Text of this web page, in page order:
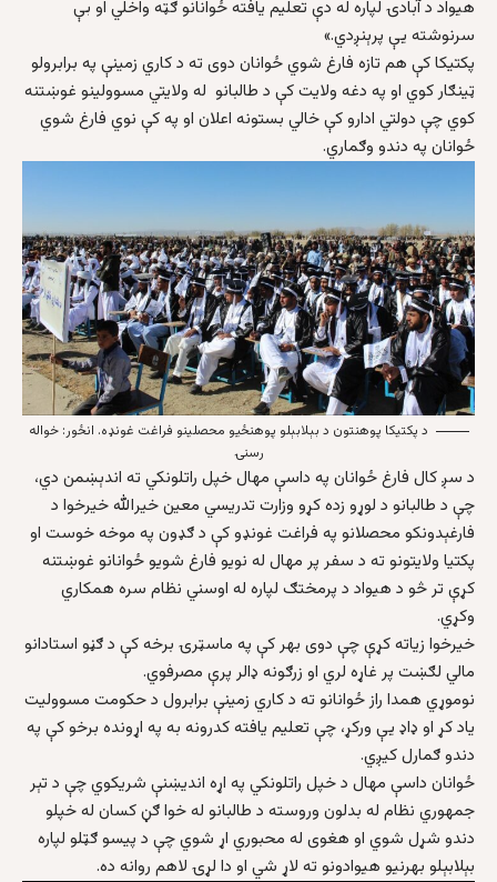
هيواد د آبادۍ لپاره له دې تعليم يافته ځوانانو ګټه واخلي او بې
سرنوشته يې پرېنږدي.»
پکتيکا کې هم تازه فارغ شوي ځوانان دوی ته د کاري زمينې په برابرولو
ټينګار کوي او په دغه ولايت کې د طالبانو له ولايتي مسوولينو غوښتنه
کوي چې دولتي ادارو کې خالي بستونه اعلان او په کې نوي فارغ شوي
ځوانان په دندو وګماري.
د پکتیکا پوهنتون د بېلابېلو پوهنځیو محصلینو فراغت غونډه. انځور: خواله
رسنۍ
د سږ کال فارغ ځوانان په داسې مهال خپل راتلونکي ته اندېښمن دي،
چې د طالبانو د لوړو زده کړو وزارت تدريسي معين خيرالله خيرخوا د
فارغېدونکو محصلانو په فراغت غونډو کې د ګډون په موخه خوست او
پکتيا ولايتونو ته د سفر پر مهال له نويو فارغ شويو ځوانانو غوښتنه
کړې تر څو د هيواد د پرمختګ لپاره له اوسني نظام سره همکاري
وکړي.
خيرخوا زياته کړې چې دوی بهر کې په ماسټرۍ برخه کې د ګڼو استادانو
مالي لګښت پر غاړه لري او زرګونه ډالر پرې مصرفوي.
نوموړي همدا راز ځوانانو ته د کاري زمينې برابرول د حکومت مسووليت
ياد کړ او ډاډ يې ورکړ، چې تعليم يافته کدرونه به په اړونده برخو کې په
دندو ګمارل کيږي.
ځوانان داسې مهال د خپل راتلونکي په اړه اندیښنې شريکوي چې د تېر
جمهوري نظام له بدلون وروسته د طالبانو له خوا ګڼ کسان له خپلو
دندو شړل شوي او هغوی له محبوري اړ شوي چې د پيسو ګټلو لپاره
بېلابېلو بهرنيو هيوادونو ته لاړ شي او دا لړۍ لاهم روانه ده.